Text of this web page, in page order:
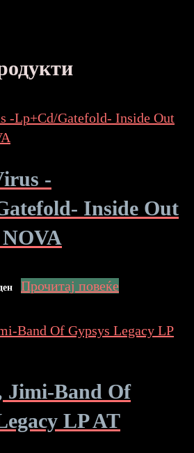
-
Inside Out
Прочитај повеќе
Jimi-Band Of
LP AT